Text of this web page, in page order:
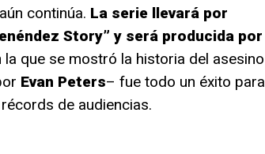
continúa. La serie llevará por
Story” y será producida por
que se mostró la historia del asesino
Evan Peters– fue todo un éxito para
de audiencias.